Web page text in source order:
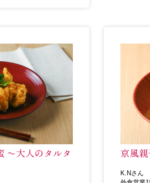
〜大人のタルタ
京風
K.Nさん